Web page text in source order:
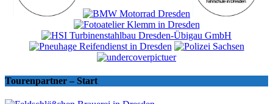
Tourenpartner – Start